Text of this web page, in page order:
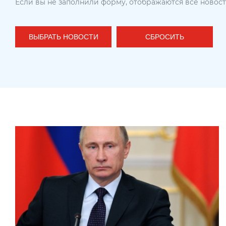
Если вы не заполнили форму, отображаются все
ВЫБРАТЬ НОВОСТИ СБРОСИТЬ